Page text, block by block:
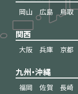
岡山 広島 鳥取
関西
大阪 兵庫 京都
九州・沖縄
福岡 佐賀 長崎